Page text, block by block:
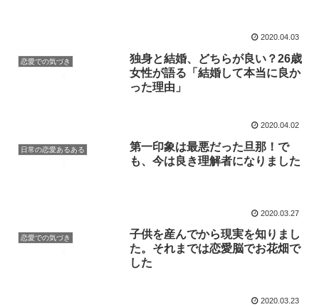
2020.04.03
恋愛での気づき
独身と結婚、どちらが良い？26歳
女性が語る「結婚して本当に良か
った理由」
2020.04.02
日常の恋愛あるある
第一印象は最悪だった旦那！で
も、今は良き理解者になりました
2020.03.27
恋愛での気づき
子供を産んでから現実を知りまし
た。それまでは恋愛脳でお花畑で
した
2020.03.23